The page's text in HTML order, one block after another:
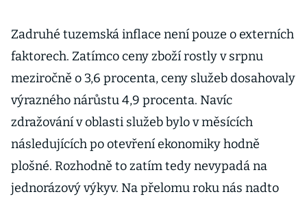
Zadruhé tuzemská inflace není pouze o externích
faktorech. Zatímco ceny zboží rostly v srpnu
meziročně o 3,6 procenta, ceny služeb dosahovaly
výrazného nárůstu 4,9 procenta. Navíc
zdražování v oblasti služeb bylo v měsících
následujících po otevření ekonomiky hodně
plošné. Rozhodně to zatím tedy nevypadá na
jednorázový výkyv. Na přelomu roku nás nadto